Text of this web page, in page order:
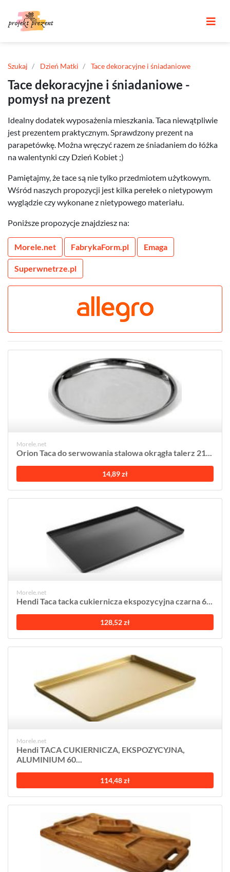
Szukaj Dzień Matki Tace dekoracyjne i śniadaniowe
Tace dekoracyjne i śniadaniowe -
pomysł na prezent
Idealny dodatek wyposażenia mieszkania. Taca niewątpliwie
jest prezentem praktycznym. Sprawdzony prezent na
parapetówkę. Można wręczyć razem ze śniadaniem do łóżka
na walentynki czy Dzień Kobiet ;)
Pamiętajmy, że tace są nie tylko przedmiotem użytkowym.
Wśród naszych propozycji jest kilka perełek o nietypowym
wyglądzie czy wykonane z nietypowego materiału.
Poniższe propozycje znajdziesz na:
Morele.net FabrykaForm.pl Emaga
Superwnetrze.pl
Morele.net
Orion Taca do serwowania stalowa okrągła talerz 21...
14,89 zł
Morele.net
Hendi Taca tacka cukiernicza ekspozycyjna czarna 6...
128,52 zł
Morele.net
Hendi TACA CUKIERNICZA, EKSPOZYCYJNA,
ALUMINIUM 60...
114,48 zł